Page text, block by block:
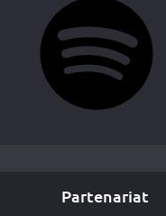
Partenariat